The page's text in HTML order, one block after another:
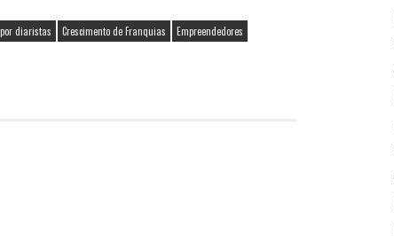
diaristas Crescimento de Franquias
Empreendedores